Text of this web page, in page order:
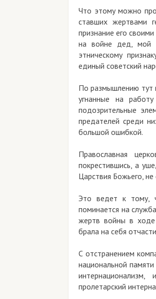
Что этому можно
ставших жертвами
признание его
на войне дед, мой
этническому
единый советский
По размышлению тут
угнанные на
подозрительные
предателей среди
большой ошибкой.
Православная
покрестившись, а
Царствия Божьего, не
Это ведет к тому,
поминается на
жертв войны в ходе
брала на себя
С отстранением
национальной
пролетарский